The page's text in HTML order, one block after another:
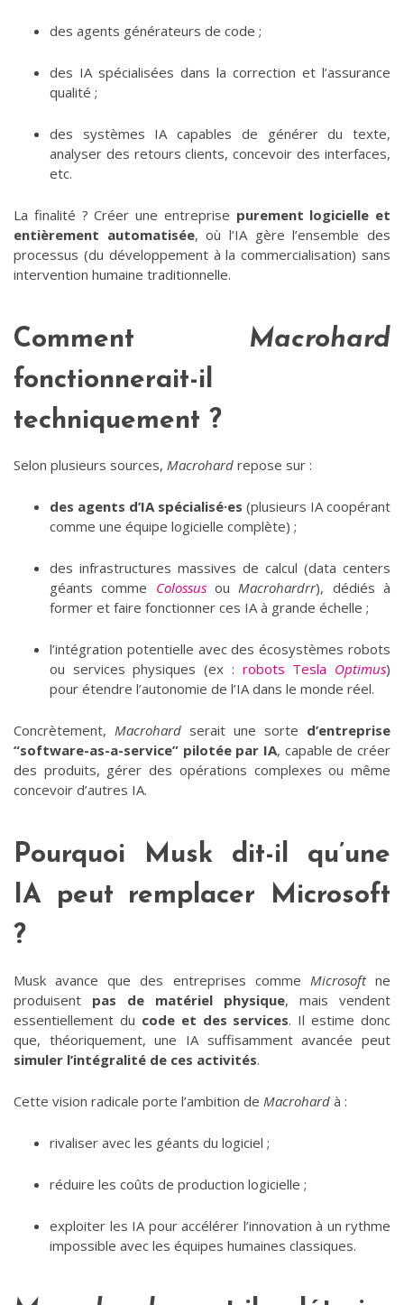
des agents générateurs de code ;
des IA spécialisées dans la correction et l’assurance
qualité ;
des systèmes IA capables de générer du texte,
analyser des retours clients, concevoir des interfaces,
etc.
La finalité ? Créer une entreprise purement logicielle et
entièrement automatisée, où l’IA gère l’ensemble des
processus (du développement à la commercialisation) sans
intervention humaine traditionnelle.
Comment Macrohard
fonctionnerait-il
techniquement ?
Selon plusieurs sources, Macrohard repose sur :
des agents d’IA spécialisé·es (plusieurs IA coopérant
comme une équipe logicielle complète) ;
des infrastructures massives de calcul (data centers
géants comme ColossusouMacrohardrr), dédiés à
former et faire fonctionner ces IA à grande échelle ;
l’intégration potentielle avec des écosystèmes robots
ou services physiques (ex : robots Tesla Optimus)
pour étendre l’autonomie de l’IA dans le monde réel.
Concrètement, Macrohard serait une sorte d’entreprise
“software-as-a-service” pilotée par IA, capable de créer
des produits, gérer des opérations complexes ou même
concevoir d’autres IA.
Pourquoi Musk dit-il qu’une
IA peut remplacer Microsoft
?
Musk avance que des entreprises comme Microsoftne
produisent pas de matériel physique, mais vendent
essentiellement du code et des services. Il estime donc
que, théoriquement, une IA suffisamment avancée peut
simuler l’intégralité de ces activités.
Cette vision radicale porte l’ambition de Macrohard à :
rivaliser avec les géants du logiciel ;
réduire les coûts de production logicielle ;
exploiter les IA pour accélérer l’innovation à un rythme
impossible avec les équipes humaines classiques.